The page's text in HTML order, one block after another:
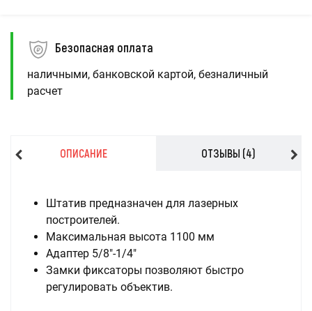
Безопасная оплата
наличными, банковской картой, безналичный
расчет
ОПИСАНИЕ ОТЗЫВЫ (4)
Штатив предназначен для лазерных
построителей.
Максимальная высота 1100 мм
Адаптер 5/8"-1/4"
Замки фиксаторы позволяют быстро
регулировать объектив.